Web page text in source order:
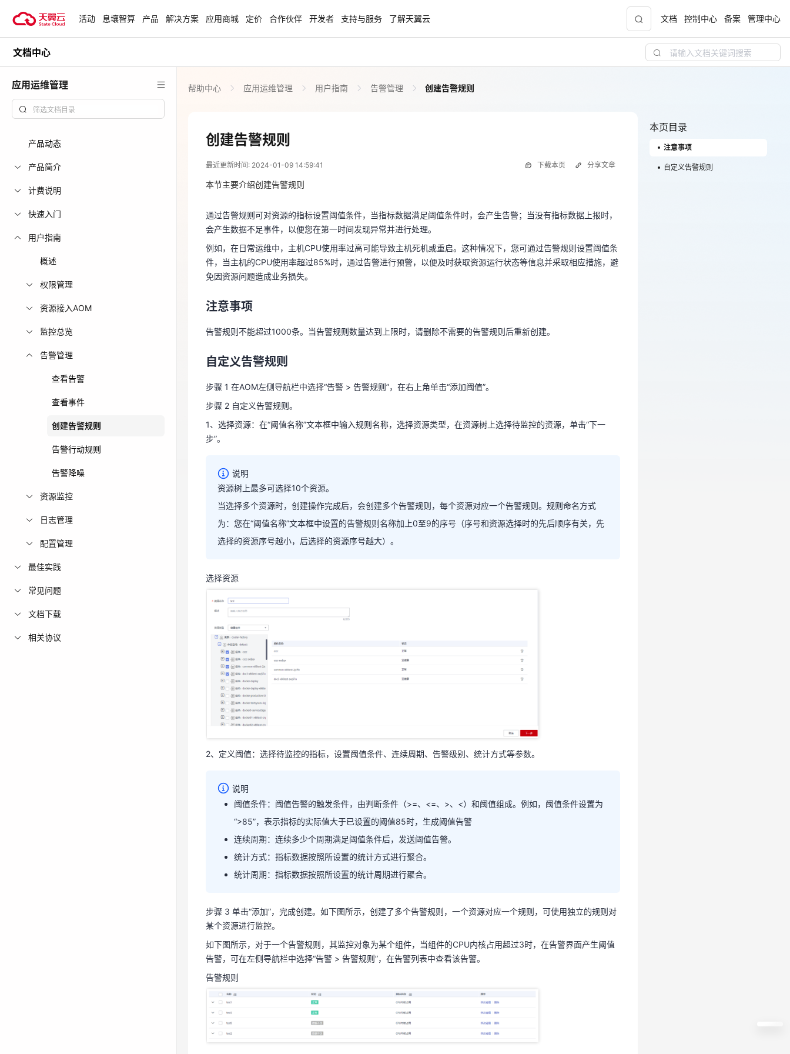
试用，产品折扣等，助您降本增
安全隔离版OpenClaw NEW 聚力AI赋能 天翼云大模型专项
企业出海解决方案
助力您的业务扬帆出海，通达全球！
“一云多芯、一云多态”,国产化软件全面适配，
国家云助力中小企业腾飞，高额上云补贴重磅
爆款云主机全场特惠，2核4G只要1.8折起！
加入成为云推官，推荐新用户注册下单得现金
免费活动
免费试用中心
多款云产品免费试用，快来开启云上之旅 您的洞察，重塑科技边界
活动 息壤智算 产品 解决方案 应用商城 定价 合作伙伴 开发者 支持与服务 了解天翼云 文档 控制中心 备案 管理中心
文档中心
应用运维管理
产品动态
产品简介
计费说明
快速入门
用户指南
概述
权限管理
资源接入AOM
监控总览
告警管理
查看告警
查看事件
创建告警规则
告警行动规则
告警降噪
资源监控
日志管理
配置管理
最佳实践
常见问题
文档下载
相关协议
帮助中心 应用运维管理 用户指南 告警管理 创建告警规则
创建告警规则
最近更新时间: 2024-01-09 14:59:41 下载本页
2024-01-09 06:59:41
通过告警规则可对资源的指标设置阈值条件，当指标数据满足阈值条件时，会产生告警；当没有指标数据上报时，
会产生数据不足事件，以便您在第一时间发现异常并进行处理。
件，当主机的CPU使用率超过85%时，通过告警进行预警，以便及时获取资源运行状态等信息并采取相应措施，避
免因资源问题造成业务损失。
注意事项
自定义告警规则
步骤 2 自定义告警规则。
步”。
选择资源
2、定义阈值：选择待监控的指标，设置阈值条件、连续周期、告警级别、统计方式等参数。
阈值条件：阈值告警的触发条件，由判断条件（>=、<=、>、<）和阈值组成。例如，阈值条件设置
为“>85”，表示指标的实际值大于已设置的阈值85时，生成阈值告警
统计周期：指标数据按照所设置的统计周期进行聚合。
分享文章
本节主要介绍创建告警规则
通过告警规则可对资源的指标设置阈值条件，当指标数据满足阈值条件时，会产生告警；当没有指标数据上报时，
会产生数据不足事件，以便您在第一时间发现异常并进行处理。
例如，在日常运维中，主机CPU使用率过高可能导致主机死机或重启。这种情况下，您可通过告警规则设置阈值条
件，当主机的CPU使用率超过85%时，通过告警进行预警，以便及时获取资源运行状态等信息并采取相应措施，避
免因资源问题造成业务损失。
注意事项
告警规则不能超过1000条。当告警规则数量达到上限时，请删除不需要的告警规则后重新创建。
自定义告警规则
步骤 1 在AOM左侧导航栏中选择“告警 > 告警规则”，在右上角单击“添加阈值”。
步骤 2 自定义告警规则。
1、选择资源：在“阈值名称”文本框中输入规则名称，选择资源类型，在资源树上选择待监控的资源，单击“下一
步”。
说明
资源树上最多可选择10个资源。
当选择多个资源时，创建操作完成后，会创建多个告警规则，每个资源对应一个告警规则。规则命名方式
为：您在“阈值名称”文本框中设置的告警规则名称加上0至9的序号（序号和资源选择时的先后顺序有关，先
选择的资源序号越小，后选择的资源序号越大）。
选择资源
2、定义阈值：选择待监控的指标，设置阈值条件、连续周期、告警级别、统计方式等参数。
说明
阈值条件：阈值告警的触发条件，由判断条件（>=、<=、>、<）和阈值组成。例如，阈值条件设置为
“>85”，表示指标的实际值大于已设置的阈值85时，生成阈值告警
连续周期：连续多少个周期满足阈值条件后，发送阈值告警。
统计方式：指标数据按照所设置的统计方式进行聚合。
统计周期：指标数据按照所设置的统计周期进行聚合。
步骤 3 单击“添加”，完成创建。如下图所示，创建了多个告警规则，一个资源对应一个规则，可使用独立的规则对
某个资源进行监控。
如下图所示，对于一个告警规则，其监控对象为某个组件，当组件的CPU内核占用超过3时，在告警界面产生阈值
告警，可在左侧导航栏中选择“告警 > 告警规则”，在告警列表中查看该告警。
告警规则
本页目录
注意事项
自定义告警规则